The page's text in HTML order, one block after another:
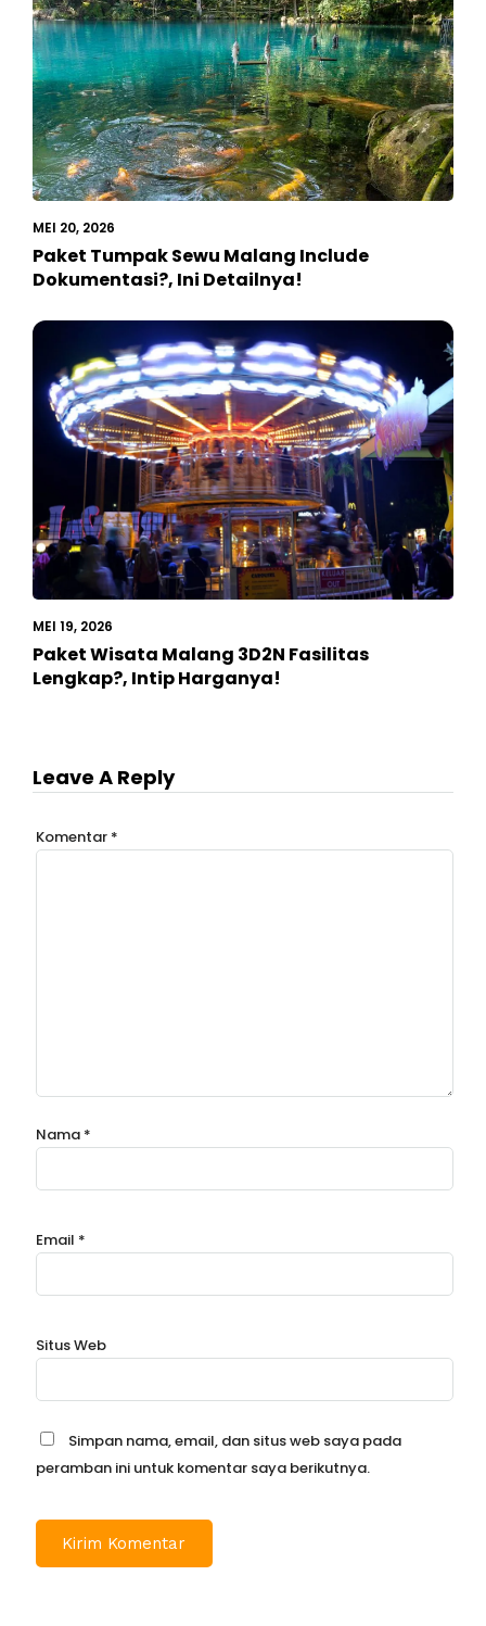
MEI 20, 2026
Paket Tumpak Sewu Malang Include
Dokumentasi?, Ini Detailnya!
MEI 19, 2026
Paket Wisata Malang 3D2N Fasilitas
Lengkap?, Intip Harganya!
Leave A Reply
Komentar *
Nama *
Email *
Situs Web
Simpan nama, email, dan situs web saya pada
peramban ini untuk komentar saya berikutnya.